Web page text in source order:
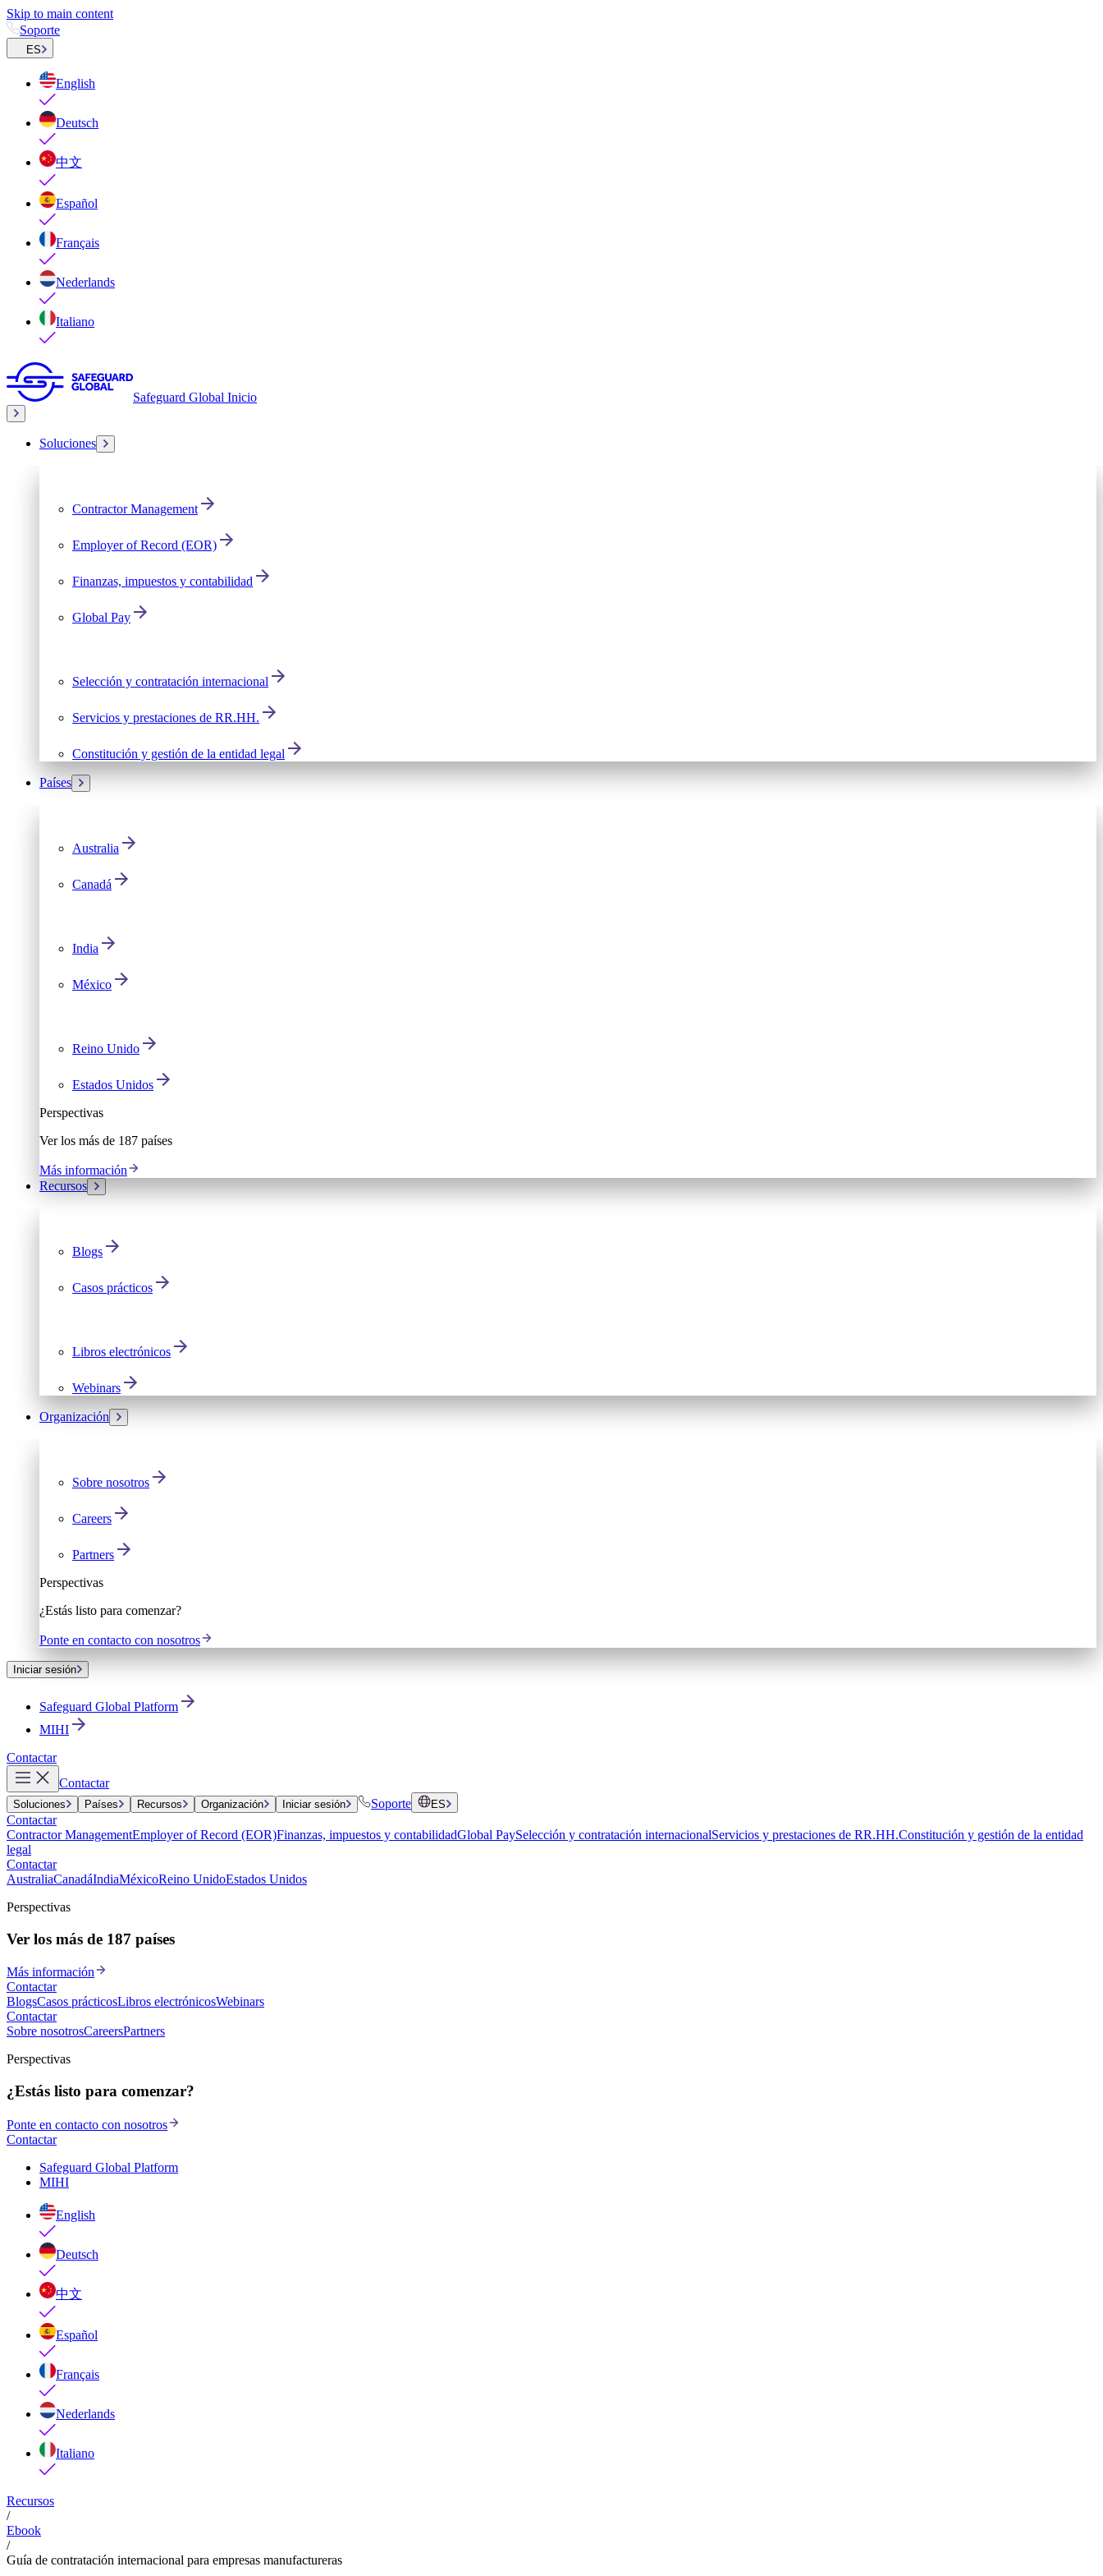
Skip to main content
Soporte
ES
English
Deutsch
中文
Español
Français
Nederlands
Italiano
Safeguard Global Inicio
Soluciones
Contractor Management
Employer of Record (EOR)
Finanzas, impuestos y contabilidad
Global Pay
Selección y contratación internacional
Servicios y prestaciones de RR.HH.
Constitución y gestión de la entidad legal
Países
Australia
Canadá
India
México
Reino Unido
Estados Unidos
Perspectivas
Ver los más de 187 países
Más información
Recursos
Blogs
Casos prácticos
Libros electrónicos
Webinars
Organización
Sobre nosotros
Careers
Partners
Perspectivas
¿Estás listo para comenzar?
Ponte en contacto con nosotros
Iniciar sesión
Safeguard Global Platform
MIHI
Contactar
Contactar
Soluciones Países Recursos Organización Iniciar sesión Soporte ES
Contactar
Contractor ManagementEmployer of Record (EOR)Finanzas, impuestos y contabilidadGlobal PaySelección y contratación internacionalServicios y prestaciones de RR.HH.Constitución y gestión de la entidad
legal
Contactar
AustraliaCanadáIndiaMéxicoReino UnidoEstados Unidos
Perspectivas
Ver los más de 187 países
Más información
Contactar
BlogsCasos prácticosLibros electrónicosWebinars
Contactar
Sobre nosotrosCareersPartners
Perspectivas
¿Estás listo para comenzar?
Ponte en contacto con nosotros
Contactar
Safeguard Global Platform
MIHI
English
Deutsch
中文
Español
Français
Nederlands
Italiano
Recursos
/
Ebook
/
Guía de contratación internacional para empresas manufactureras